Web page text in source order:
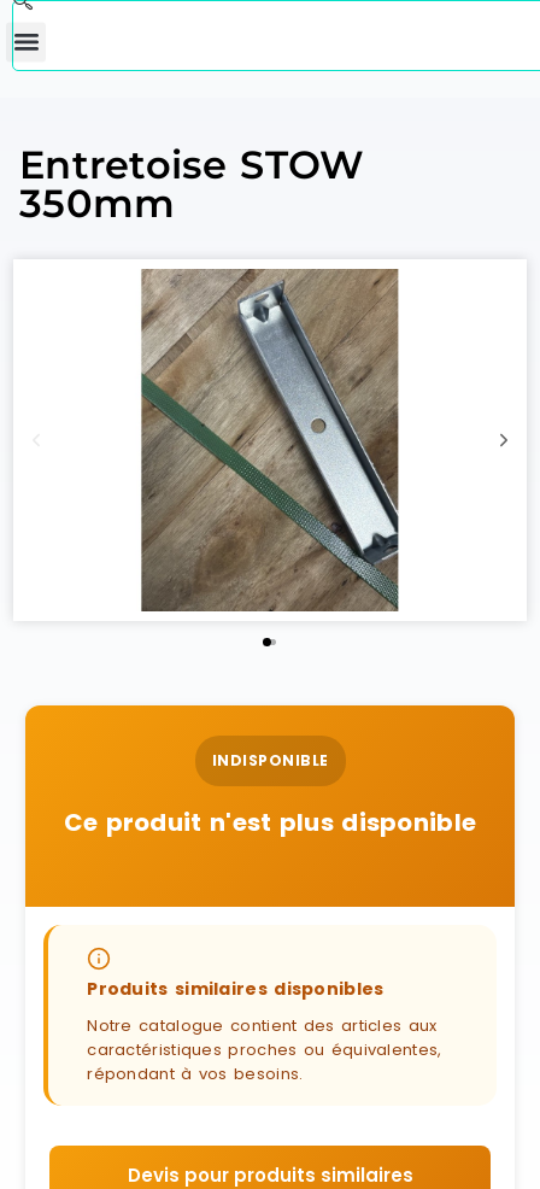
Entretoise STOW
350mm
INDISPONIBLE
Ce produit n'est plus disponible
Produits similaires disponibles
Notre catalogue contient des articles aux
caractéristiques proches ou équivalentes,
répondant à vos besoins.
Devis pour produits similaires